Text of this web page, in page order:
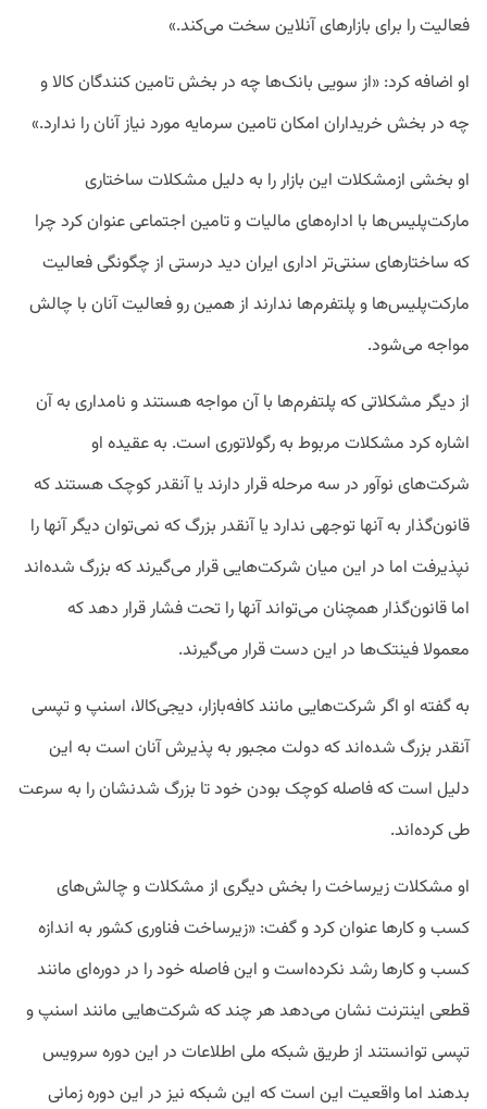
فعالیت را برای بازارهای آنلاین سخت می‌کند.»
او اضافه کرد: «از سویی بانک‌ها چه در بخش تامین کنندگان کالا و
چه در بخش خریداران امکان تامین سرمایه مورد نیاز آنان را ندارد.»
او بخشی ازمشکلات این بازار را به دلیل مشکلات ساختاری
مارکت‌پلیس‌ها با اداره‌های مالیات و تامین اجتماعی عنوان کرد چرا
که ساختارهای سنتی‌تر اداری ایران دید درستی از چگونگی فعالیت
مارکت‌پلیس‌ها و پلتفرم‌ها ندارند از همین رو فعالیت آنان با چالش
مواجه می‌شود.
از دیگر مشکلاتی که پلتفرم‌ها با آن مواجه هستند و نامداری به آن
اشاره کرد مشکلات مربوط به رگولاتوری است. به عقیده او
شرکت‌های نوآور در سه مرحله قرار دارند یا آنقدر کوچک هستند که
قانون‌گذار به آنها توجهی ندارد یا آنقدر بزرگ که نمی‌توان دیگر آنها را
نپذیرفت اما در این میان شرکت‌هایی قرار می‌گیرند که بزرگ شده‌اند
اما قانون‌گذار همچنان می‌تواند آنها را تحت فشار قرار دهد که
معمولا فینتک‌ها در این دست قرار می‌گیرند.
به گفته او اگر شرکت‌هایی مانند کافه‌بازار، دیجی‌کالا، اسنپ و تپسی
آنقدر بزرگ شده‌اند که دولت مجبور به پذیرش آنان است به این
دلیل است که فاصله کوچک بودن خود تا بزرگ شدنشان را به سرعت
طی کرده‌اند.
او مشکلات زیرساخت را بخش دیگری از مشکلات و چالش‌های
کسب و کارها عنوان کرد و گفت: «زیرساخت فناوری کشور به اندازه
کسب و کارها رشد نکرده‌است و این فاصله خود را در دوره‌‌ای مانند
قطعی اینترنت نشان می‌دهد هر چند که شرکت‌هایی مانند اسنپ و
تپسی توانستند از طریق شبکه ملی اطلاعات در این دوره سرویس
بدهند اما واقعیت این است که این شبکه نیز در این دوره زمانی